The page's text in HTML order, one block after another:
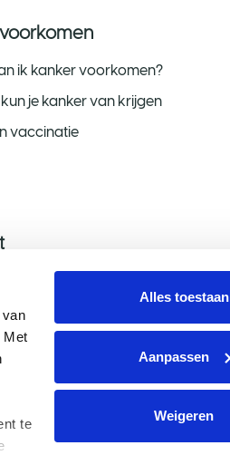
Met
te
Alles toestaan
Aanpassen
Weigeren
ik kanker voorkomen?
je kanker van krijgen
vaccinatie
wijzigen/opzeggen
nieuwsbrief